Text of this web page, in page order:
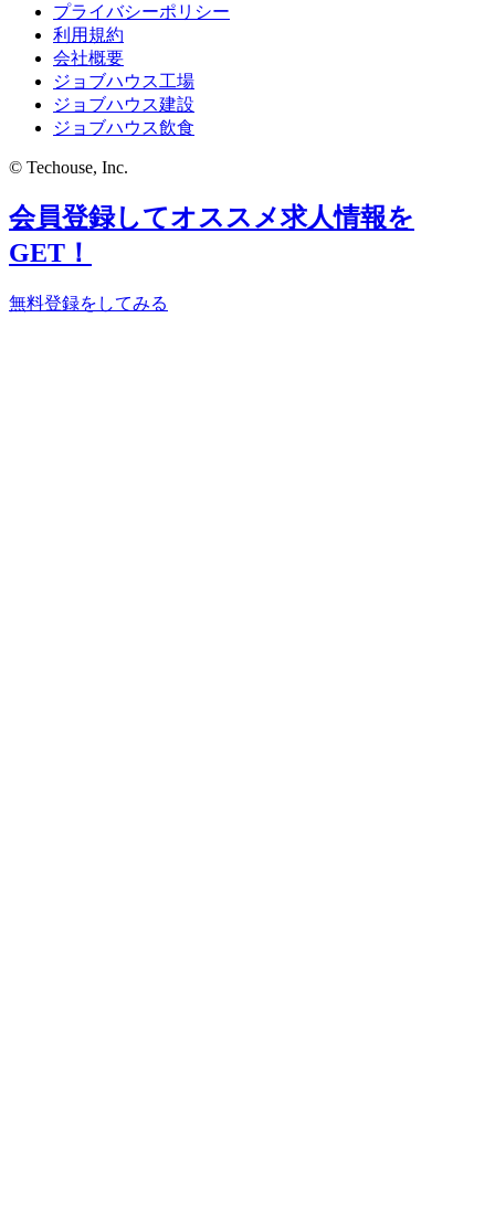
プライバシーポリシー
利用規約
会社概要
ジョブハウス工場
ジョブハウス建設
ジョブハウス飲食
© Techouse, Inc.
会員登録してオススメ求人情報を
GET！
無料登録をしてみる